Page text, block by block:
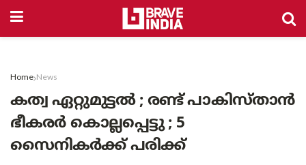
Home News
കത്വ ഏറ്റുമുട്ടൽ ; രണ്ട് പാകിസ്താൻ
ഭീകരർ കൊല്ലപ്പെട്ടു ; 5
സൈനികർക്ക് പരിക്ക്